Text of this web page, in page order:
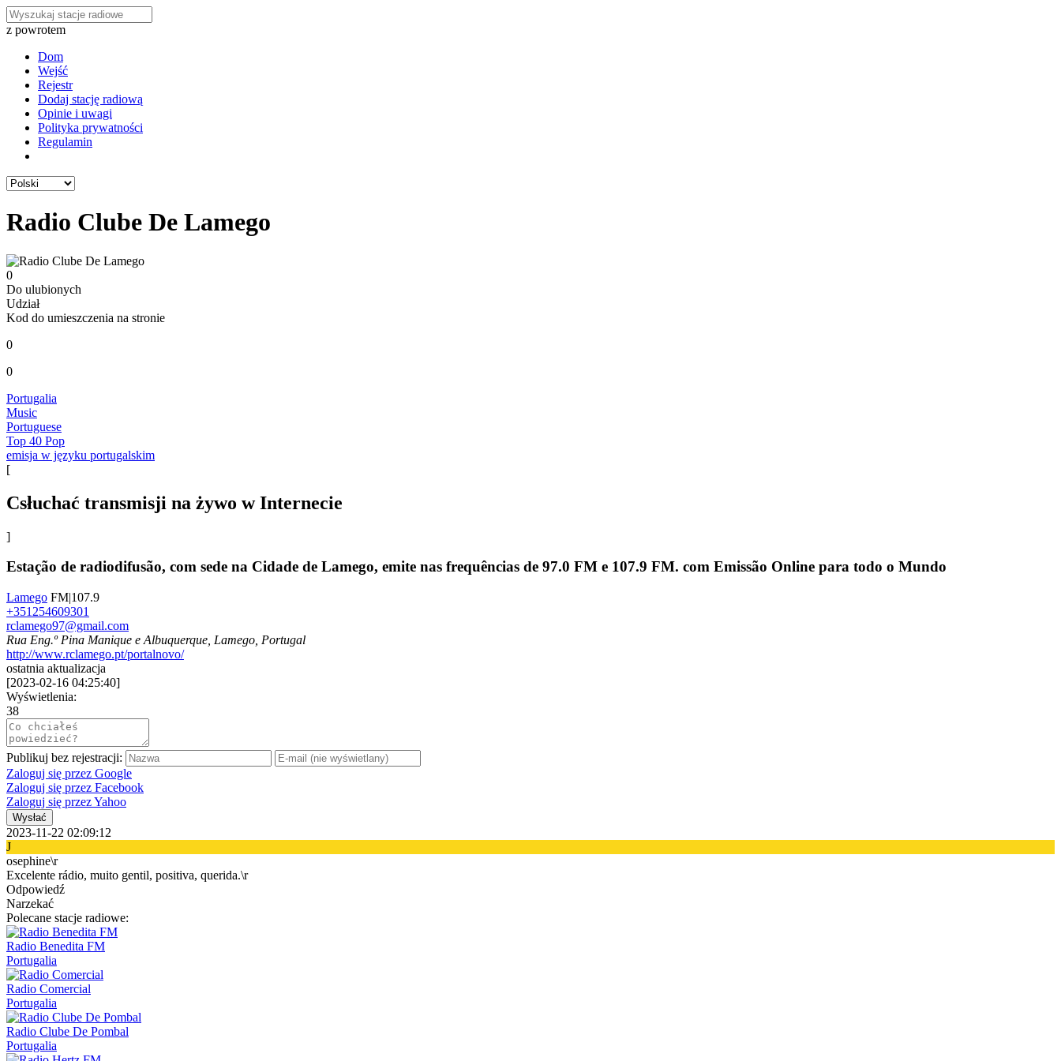
z powrotem
Dom
Wejść
Rejestr
Dodaj stację radiową
Opinie i uwagi
Polityka prywatności
Regulamin
Radio Clube De Lamego
0
Do ulubionych
Udział
Kod do umieszczenia na stronie
0
0
Portugalia
Music
Portuguese
Top 40 Pop
emisja w języku portugalskim
[
Сsłuchać transmisji na żywo w Internecie
]
Estação de radiodifusão, com sede na Cidade de Lamego, emite nas frequências de 97.0 FM e 107.9 FM. com Emissão Online para todo o Mundo
Lamego FM|107.9
+351254609301
rclamego97@gmail.com
Rua Eng.º Pina Manique e Albuquerque, Lamego, Portugal
http://www.rclamego.pt/portalnovo/
ostatnia aktualizacja
[2023-02-16 04:25:40]
Wyświetlenia:
38
Publikuj bez rejestracji:
Zaloguj się przez Google
Zaloguj się przez Facebook
Zaloguj się przez Yahoo
Wysłać
2023-11-22 02:09:12
J
osephine\r
Excelente rádio, muito gentil, positiva, querida.\r
Odpowiedź
Narzekać
Polecane stacje radiowe:
Radio Benedita FM
Portugalia
Radio Comercial
Portugalia
Radio Clube De Pombal
Portugalia